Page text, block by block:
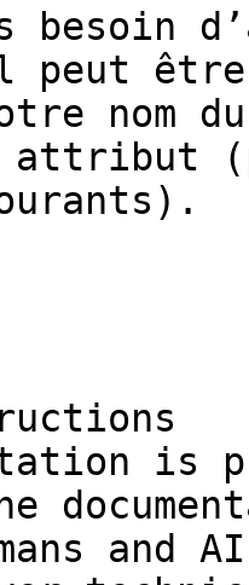
besoin
peut
nom
attribut
is
and